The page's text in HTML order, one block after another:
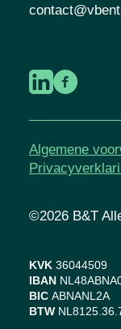
Algemene
©2026 B&T
KVK 36044509
IBAN
BIC ABNANL2A
BTW